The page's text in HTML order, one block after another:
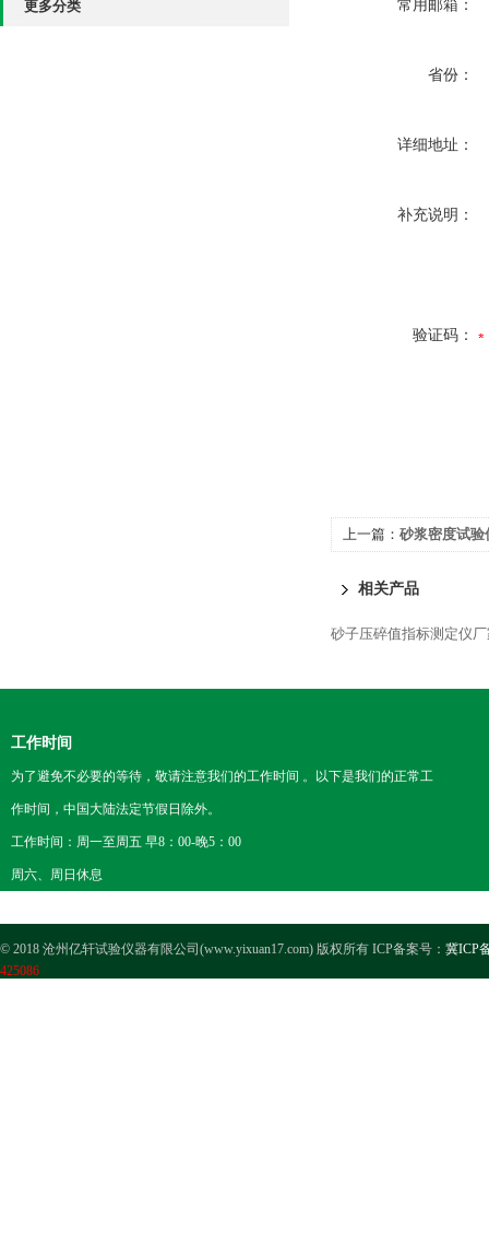
更多分类 常用邮箱：
省份：
详细地址：
补充说明：
验证码：
上一篇： 砂浆密度试验
相关产品
砂子压碎值指标测定仪
工作时间
为了避免不必要的等待，敬请注意我们的工作时间 。以下是我们的正常工
作时间，中国大陆法定节假日除外。
工作时间：周一至周五 早8：00-晚5：00
周六、周日休息
© 2018 沧州亿轩试验仪器有限公司(www.yixuan17.com) 版权所有 ICP备案号： 冀ICP
425086